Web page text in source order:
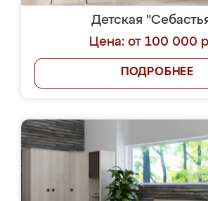
Детская
Цена: от 100 000
ПОДРОБНЕЕ